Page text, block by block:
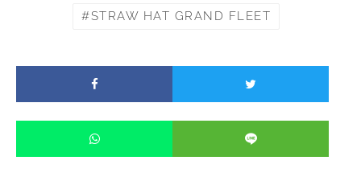
STRAW HAT GRAND FLEET